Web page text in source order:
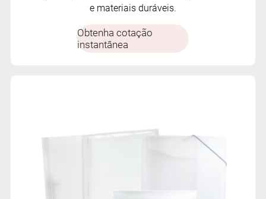
e materiais duráveis.
Obtenha cotação
instantânea